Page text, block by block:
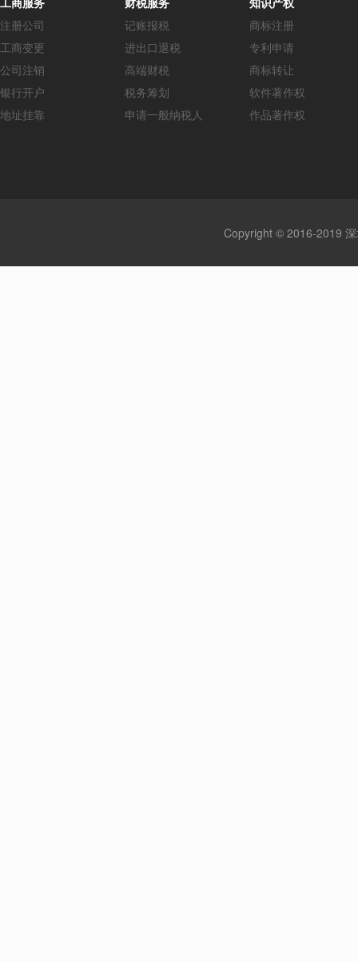
注册公司
工商变更
公司注销
银行开户
地址挂靠
记账报税
进出口退税
高端财税
税务筹划
申请一般纳税人
商标注册
专利申请
商标转让
软件著作权
作品著作权
Copyright © 2016-2019